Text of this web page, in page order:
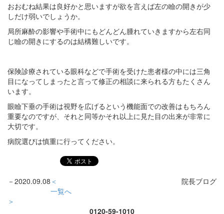
おおむね結果は良好かと思いますが欲を言えば左の瞼の開きが少
しだけ弱いでしょうか。
局所麻酔の影響や手術中にもどんどん腫れていきますから左右同
じ瞼の開きにするのは結構難しいです。
保険診療されている眼科などで手術を受けた患者様の中には三角
目になってしまったと言って修正の相談に来られる方もたくさん
います。
眼瞼下垂の手術は視野を広げるという機能面での改善はもちろん
重要なのですが、それと同等かそれ以上に見た目の出来が非常に
大切です。
病院選びは慎重に行ってください。
－ 2020.09.08 院長ブログ
＜
一覧へ
＞
0120-59-1010